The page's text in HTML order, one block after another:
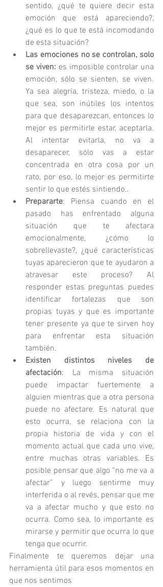
sentido, ¿qué te quiere decir esta
emoción que está apareciendo?,
¿qué es lo que te está incomodando
de esta situación?
Las emociones no se controlan, solo
se viven: es imposible controlar una
emoción, sólo se sienten, se viven.
Ya sea alegría, tristeza, miedo, o la
que sea, son inútiles los intentos
para que desaparezcan, entonces lo
mejor es permitirle estar, aceptarla.
Al intentar evitarla, no va a
desaparecer, sólo vas a estar
concentrada en otra cosa por un
rato, por eso, lo mejor es permitirte
sentir lo que estés sintiendo..
Prepararte: Piensa cuando en el
pasado has enfrentado alguna
situación que te afectara
emocionalmente, ¿cómo lo
sobrellevaste?, ¿qué características
tuyas aparecieron que te ayudaron a
atravesar este proceso? Al
responder estas preguntas puedes
identificar fortalezas que son
propias tuyas y que es importante
tener presente ya que te sirven hoy
para enfrentar esta situación
también.
Existen distintos niveles de
afectación: La misma situación
puede impactar fuertemente a
alguien mientras que a otra persona
puede no afectare. Es natural que
esto ocurra, se relaciona con la
propia historia de vida y con el
momento actual que cada uno vive,
entre muchas otras variables. Es
posible pensar que algo “no me va a
afectar” y luego sentirme muy
interferida o al revés, pensar que me
va a afectar mucho y que esto no
ocurra. Como sea, lo importante es
mirarse y permitir que ocurra lo que
tenga que ocurrir.
Finalmente te queremos dejar una
herramienta útil para esos momentos en
que nos sentimos